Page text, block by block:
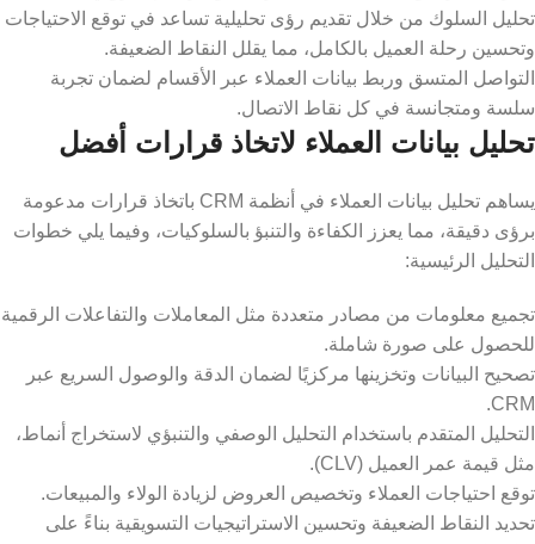
تحليل السلوك من خلال تقديم رؤى تحليلية تساعد في توقع الاحتياجات
وتحسين رحلة العميل بالكامل، مما يقلل النقاط الضعيفة.
التواصل المتسق وربط بيانات العملاء عبر الأقسام لضمان تجربة
سلسة ومتجانسة في كل نقاط الاتصال.
تحليل بيانات العملاء لاتخاذ قرارات أفضل
يساهم تحليل بيانات العملاء في أنظمة CRM باتخاذ قرارات مدعومة
برؤى دقيقة، مما يعزز الكفاءة والتنبؤ بالسلوكيات، وفيما يلي خطوات
التحليل الرئيسية:
تجميع معلومات من مصادر متعددة مثل المعاملات والتفاعلات الرقمية
للحصول على صورة شاملة.
تصحيح البيانات وتخزينها مركزيًا لضمان الدقة والوصول السريع عبر
CRM.
التحليل المتقدم باستخدام التحليل الوصفي والتنبؤي لاستخراج أنماط،
مثل قيمة عمر العميل (CLV).
توقع احتياجات العملاء وتخصيص العروض لزيادة الولاء والمبيعات.
تحديد النقاط الضعيفة وتحسين الاستراتيجيات التسويقية بناءً على